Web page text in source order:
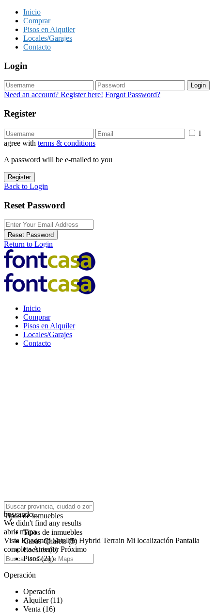
Inicio
Comprar
Pisos en Alquiler
Locales/Garajes
Contacto
Login
Login
Need an account? Register here! Forgot Password?
Register
I
agree with terms & conditions
A password will be e-mailed to you
Register
Back to Login
Reset Password
Reset Password
Return to Login
Inicio
Comprar
Pisos en Alquiler
Locales/Garajes
Contacto
click to enable zoom
buscando...
We didn't find any results
abrir mapa
Vista Roadmap Satellite Hybrid Terrain Mi localización Pantalla
completaAnterior Próximo
Tipos de inmuebles
Tipos de inmuebles
Casas-Chalets (5)
Locales (1)
Pisos (21)
Operación
Operación
Alquiler (11)
Venta (16)